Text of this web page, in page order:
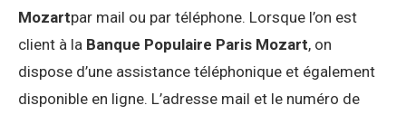
Mozartpar mail ou par téléphone. Lorsque l’on est
client à la Banque Populaire Paris Mozart, on
dispose d’une assistance téléphonique et également
disponible en ligne. L’adresse mail et le numéro de